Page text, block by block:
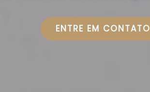
ENTRE EM CONTATO